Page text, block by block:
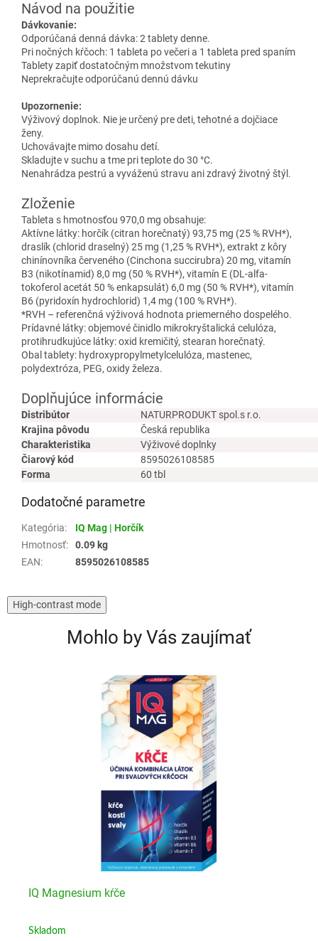
Návod na použitie
Dávkovanie:
Odporúčaná denná dávka: 2 tablety denne.
Pri nočných kŕčoch: 1 tableta po večeri a 1 tableta pred spaním
Tablety zapiť dostatočným množstvom tekutiny
Neprekračujte odporúčanú dennú dávku
Upozornenie:
Výživový doplnok. Nie je určený pre deti, tehotné a dojčiace
ženy.
Uchovávajte mimo dosahu detí.
Skladujte v suchu a tme pri teplote do 30 °C.
Nenahrádza pestrú a vyváženú stravu ani zdravý životný štýl.
Zloženie
Tableta s hmotnosťou 970,0 mg obsahuje:
Aktívne látky: horčík (citran horečnatý) 93,75 mg (25 % RVH*),
draslík (chlorid draselný) 25 mg (1,25 % RVH*), extrakt z kôry
chinínovníka červeného (Cinchona succirubra) 20 mg, vitamín
B3 (nikotínamid) 8,0 mg (50 % RVH*), vitamín E (DL-alfa-
tokoferol acetát 50 % enkapsulát) 6,0 mg (50 % RVH*), vitamín
B6 (pyridoxín hydrochlorid) 1,4 mg (100 % RVH*).
*RVH – referenčná výživová hodnota priemerného dospelého.
Prídavné látky: objemové činidlo mikrokryštalická celulóza,
protihrudkujúce látky: oxid kremičitý, stearan horečnatý.
Obal tablety: hydroxypropylmetylcelulóza, mastenec,
polydextróza, PEG, oxidy železa.
Doplňujúce informácie
Distribútor
NATURPRODUKT spol.s r.o.
Krajina pôvodu
Česká republika
Charakteristika
Výživové doplnky
Čiarový kód
8595026108585
Forma
60 tbl
Dodatočné parametre
Kategória:
IQ Mag | Horčík
Hmotnosť:
0.09 kg
EAN: 8595026108585
High-contrast mode
Mohlo by Vás zaujímať
IQ Magnesium kŕče
Skladom